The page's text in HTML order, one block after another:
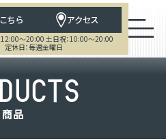
ちら アクセス
12:00～20:00 土日祝：10:00～20:00
定休日：毎週金曜日
DUCTS
商品